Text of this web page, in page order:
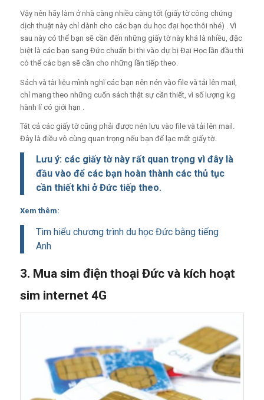
Vậy nên hãy làm ở nhà càng nhiều càng tốt (giấy tờ công chứng
dịch thuật này chỉ dành cho các bạn du học đại học thôi nhé) . Vì
sau này có thể bạn sẽ cần đến những giấy tờ này khá là nhiều, đặc
biệt là các bạn sang Đức chuẩn bị thi vào dự bị Đại Học lần đầu thì
có thể các bạn sẽ cần cho những lần tiếp theo.
Sách và tài liệu mình nghĩ các bạn nên nén vào file và tải lên mail,
chỉ mang theo những cuốn sách thật sự cần thiết, vì số lượng kg
hành lí có giới hạn .
Tât cả các giấy tờ cũng phải được nén lưu vào file và tải lên mail.
Đây là điều vô cùng quan trọng nếu bạn để lạc mất giấy tờ.
Lưu ý: các giấy tờ này rất quan trọng vì đây là
đầu vào để các bạn hoàn thành các thủ tục
cần thiết khi ở Đức tiếp theo.
Xem thêm:
Tìm hiểu chương trình du học Đức bằng tiếng
Anh
3. Mua sim điện thoại Đức và kích hoạt
sim internet 4G